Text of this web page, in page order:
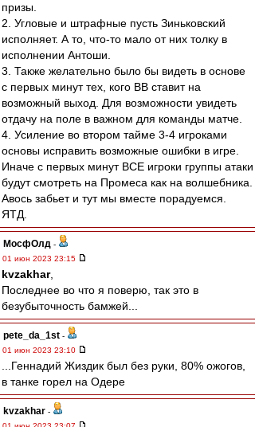
призы.
2. Угловые и штрафные пусть Зиньковский
исполняет. А то, что-то мало от них толку в
исполнении Антоши.
3. Также желательно было бы видеть в основе
с первых минут тех, кого ВВ ставит на
возможный выход. Для возможности увидеть
отдачу на поле в важном для команды матче.
4. Усиление во втором тайме 3-4 игроками
основы исправить возможные ошибки в игре.
Иначе с первых минут ВСЕ игроки группы атаки
будут смотреть на Промеса как на волшебника.
Авось забьет и тут мы вместе порадуемся.
ЯТД.
МосфОлд -
01 июн 2023 23:15
kvzakhar,
Последнее во что я поверю, так это в
безубыточность бамжей...
pete_da_1st -
01 июн 2023 23:10
...Геннадий Жиздик был без руки, 80% ожогов,
в танке горел на Одере
kvzakhar -